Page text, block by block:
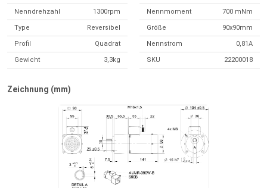
Nenndrehzahl 1300rpm Nennmoment 700 mNm
Type Reversibel Größe 90x90mm
Profil Quadrat Nennstrom 0,81A
Gewicht 3,3kg SKU 22200018
Zeichnung (mm)